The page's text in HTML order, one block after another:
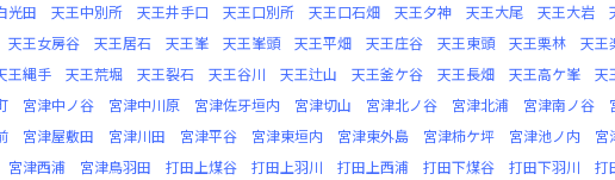
光田 天王中別所 天王井手口 天王口別所 天王口石畑 天王夕神 天王大尾 天王大岩
天王女房谷 天王居石 天王峯 天王峯頭 天王平畑 天王庄谷 天王東頭 天王栗林 天王
王縄手 天王荒堀 天王裂石 天王谷川 天王辻山 天王釜ケ谷 天王長畑 天王高ケ峯 天
宮津中ノ谷 宮津中川原 宮津佐牙垣内 宮津切山 宮津北ノ谷 宮津北浦 宮津南ノ谷
宮津屋敷田 宮津川田 宮津平谷 宮津東垣内 宮津東外島 宮津柿ケ坪 宮津池ノ内 宮
宮津西浦 宮津鳥羽田 打田上煤谷 打田上羽川 打田上西浦 打田下煤谷 打田下羽川 打